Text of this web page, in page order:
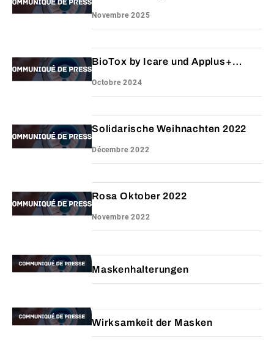
Novembre 2025
BioTox by Icare und Applus+
Octobre 2024
Solidarische Weihnachten 2022
Décembre 2022
Rosa Oktober 2022
Novembre 2022
Maskenhalterungen
Wirksamkeit der Masken